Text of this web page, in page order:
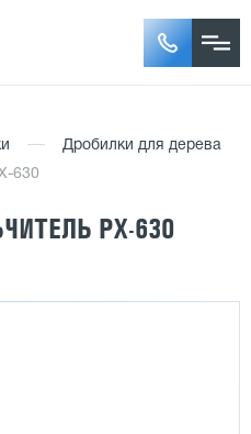
Дробилки для дерева
630
PX-630